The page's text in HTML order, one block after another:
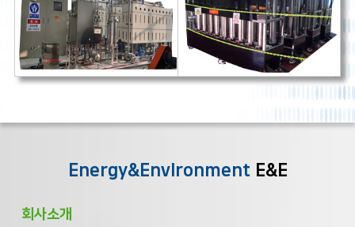
Energy&Envlronment E&E
회사소개